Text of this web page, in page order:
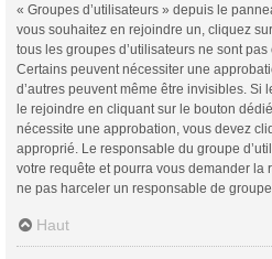
« Groupes d’utilisateurs » depuis le
vous souhaitez en rejoindre un, cliquez
tous les groupes d’utilisateurs ne sont
Certains peuvent nécessiter une
d’autres peuvent même être invisibles. Si
le rejoindre en cliquant sur le bouton
nécessite une approbation, vous devez
approprié. Le responsable du groupe
votre requête et pourra vous demander la
ne pas harceler un responsable de groupe
Haut